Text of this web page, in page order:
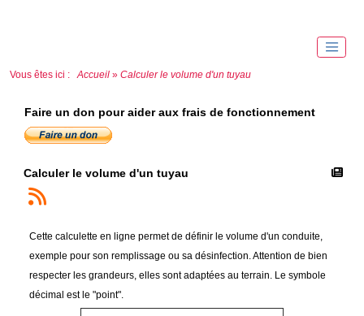
Vous êtes ici : Accueil » Calculer le volume d'un tuyau
Faire un don pour aider aux frais de fonctionnement
Calculer le volume d'un tuyau
Cette calculette en ligne permet de définir le volume d'un conduite,
exemple pour son remplissage ou sa désinfection. Attention de bien
respecter les grandeurs, elles sont adaptées au terrain. Le symbole
décimal est le "point".